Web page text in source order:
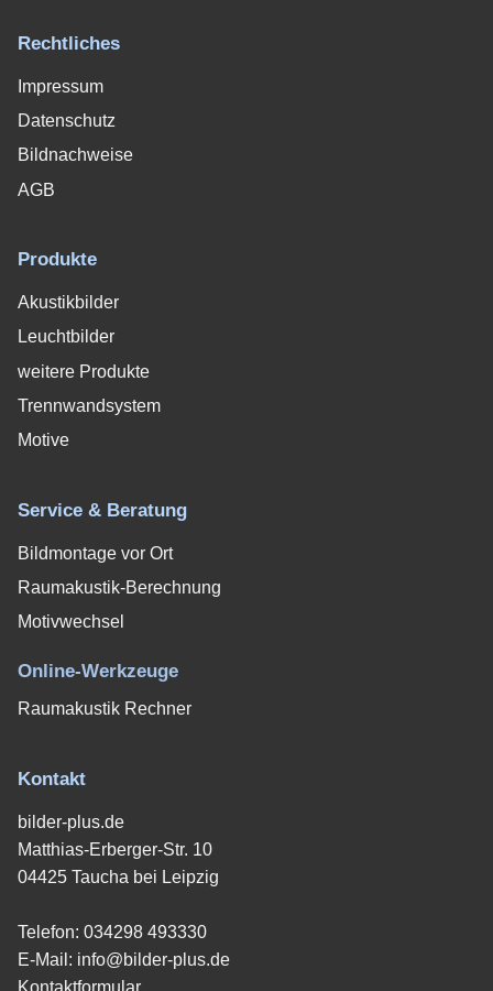
Rechtliches
Impressum
Datenschutz
Bildnachweise
AGB
Produkte
Akustikbilder
Leuchtbilder
weitere Produkte
Trennwandsystem
Motive
Service & Beratung
Bildmontage vor Ort
Raumakustik-Berechnung
Motivwechsel
Online-Werkzeuge
Raumakustik Rechner
Kontakt
bilder-plus.de
Matthias-Erberger-Str. 10
04425 Taucha bei Leipzig
Telefon: 034298 493330
E-Mail: info@bilder-plus.de
Kontaktformular